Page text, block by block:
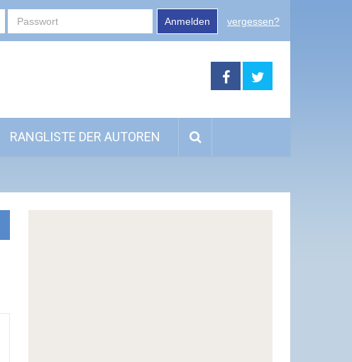
Anmelden vergessen?
RANGLISTE DER AUTOREN